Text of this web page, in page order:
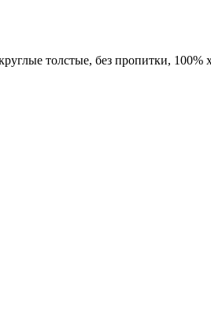
толстые, без пропитки, 100%